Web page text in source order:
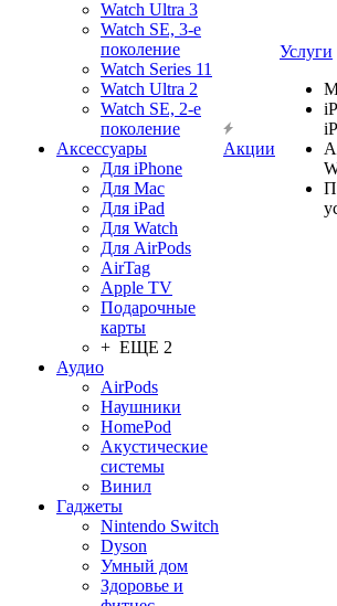
Watch Ultra 3
Watch SE, 3-е
поколение
Watch Series 11
Watch Ultra 2
Watch SE, 2-е
поколение
Аксессуары
Для iPhone
Для Mac
Для iPad
Для Watch
Для AirPods
AirTag
Apple TV
Подарочные
карты
+ ЕЩЕ 2
Аудио
AirPods
Наушники
HomePod
Акустические
системы
Винил
Гаджеты
Nintendo Switch
Dyson
Умный дом
Здоровье и
Акции
Услуги